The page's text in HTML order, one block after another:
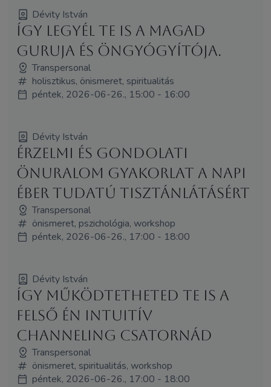
Dévity István
Így legyél Te is a magad
guruja és öngyógyítója.
Transpersonal
holisztikus, önismeret, spiritualitás
péntek, 2026-06-26., 15:00 - 16:00
Dévity István
Érzelmi és gondolati
önuralom gyakorlat a napi
éber tudatú tisztánlátásért
Transpersonal
önismeret, pszichológia, workshop
péntek, 2026-06-26., 17:00 - 18:00
Dévity István
Így működtetheted Te is a
felső Én intuitív
channeling csatornád
Transpersonal
önismeret, spiritualitás, workshop
péntek, 2026-06-26., 17:00 - 18:00